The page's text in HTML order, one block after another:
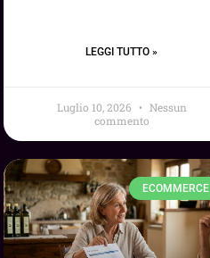
LEGGI TUTTO »
Luglio 10, 2026
Nessun
commento
ECOMMERCE